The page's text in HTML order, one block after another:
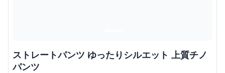
ストレートパンツ ゆったりシルエット 上質チノ
パンツ